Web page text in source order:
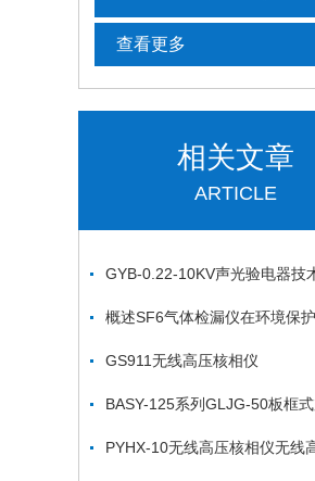
查看更多
相关文章
ARTICLE
GYB-0.22-10KV声光验电器技
GS911无线高压核相仪